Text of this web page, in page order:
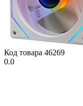
Код товара 46269
0.0